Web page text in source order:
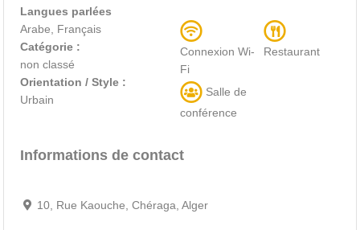
Langues parlées
Arabe, Français
Catégorie :
non classé
Orientation / Style :
Urbain
Connexion Wi-
Fi
Restaurant
Salle de
conférence
Informations de contact
10, Rue Kaouche, Chéraga, Alger